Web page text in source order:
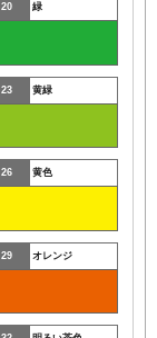
20 緑
23 黄緑
26 黄色
29 オレンジ